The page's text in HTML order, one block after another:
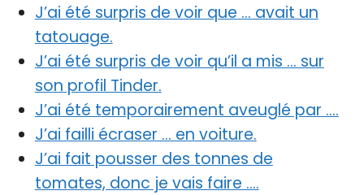
J’ai été surpris de voir que … avait un
tatouage.
J’ai été surpris de voir qu’il a mis … sur
son profil Tinder.
J’ai été temporairement aveuglé par ….
J’ai failli écraser … en voiture.
J’ai fait pousser des tonnes de
tomates, donc je vais faire ….